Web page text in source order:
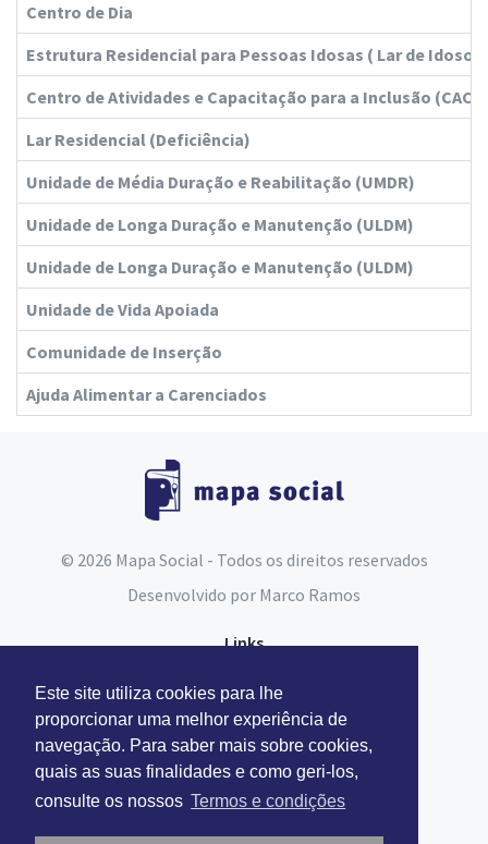
Este site utiliza cookies para lhe
proporcionar uma melhor experiência de
navegação. Para saber mais sobre cookies,
quais as suas finalidades e como geri-los,
consulte os nossos Termos e condições
Centro de Dia
Estrutura Residencial para Pessoas Idosas ( Lar de Idosos
Centro de Atividades e Capacitação para a Inclusão (CACI)
Lar Residencial (Deficiência)
Unidade de Média Duração e Reabilitação (UMDR)
Unidade de Longa Duração e Manutenção (ULDM)
Unidade de Longa Duração e Manutenção (ULDM)
Unidade de Vida Apoiada
Comunidade de Inserção
Ajuda Alimentar a Carenciados
© 2026 Mapa Social - Todos os direitos reservados
Desenvolvido por Marco Ramos
Links
Carta Social
Segurança Social
Contactos